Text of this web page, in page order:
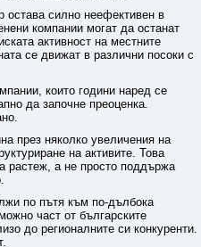
остава силно неефективен в
компании могат да останат
активност на местните
се движат в различни посоки с
които години наред се
да започне преоценка.
през няколко увеличения на
на активите. Това
растеж, а не просто поддържа
по пътя към по-дълбока
част от българските
до регионалните си конкуренти.